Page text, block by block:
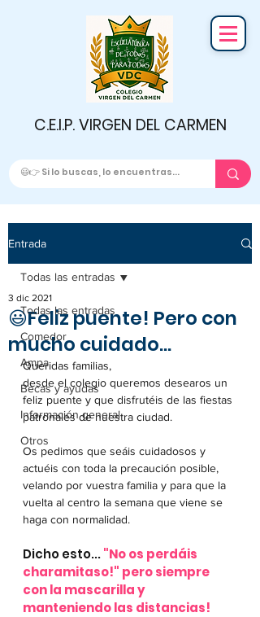
C.E.I.P. VIRGEN DEL CARMEN
Entrada
Todas las entradas
Comedor
Ampa
Becas y ayudas
Información general
Otros
Todas las entradas
😃Feliz puente! Pero con
mucho cuidado...
3 dic 2021
Queridas familias,
desde el colegio queremos desearos un
feliz puente y que disfrutéis de las fiestas
patronales de nuestra ciudad.
Os pedimos que seáis cuidadosos y
actuéis con toda la precaución posible,
velando por vuestra familia y para que la
vuelta al centro la semana que viene se
haga con normalidad.
Dicho esto..."No os perdáis
charamitaso!" pero siempre
con la mascarilla y
manteniendo las distancias!